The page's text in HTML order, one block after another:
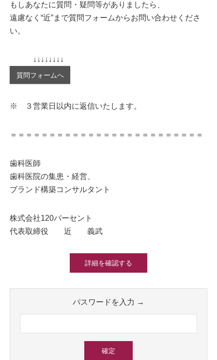
もしあなたに質問・疑問等がありましたら、
遠慮なく“近”まで質問フォームからお問い合わせくださ
い。
↓↓↓↓↓↓↓↓
質問フォームへ
※ ３営業日以内に返信いたします。
＝＝＝＝＝＝＝＝＝＝＝＝＝＝＝＝＝＝＝＝＝＝＝＝＝
歯科医師
歯科医院の集患・経営、
ブランド構築コンサルタント
株式会社120パーセント
代表取締役 近 義武
詳細を確認する
パスワードを入力 →